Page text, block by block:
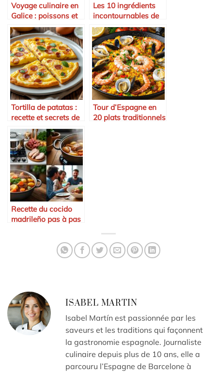
Voyage culinaire en
Galice : poissons et
fruits de mer
Les 10 ingrédients
incontournables de
la cuisine espagnole
Tortilla de patatas :
recette et secrets de
cuisson
Tour d’Espagne en
20 plats traditionnels
Recette du cocido
madrileño pas à pas
ISABEL MARTIN
Isabel Martín est passionnée par les
saveurs et les traditions qui façonnent
la gastronomie espagnole. Journaliste
culinaire depuis plus de 10 ans, elle a
parcouru l’Espagne de Barcelone à